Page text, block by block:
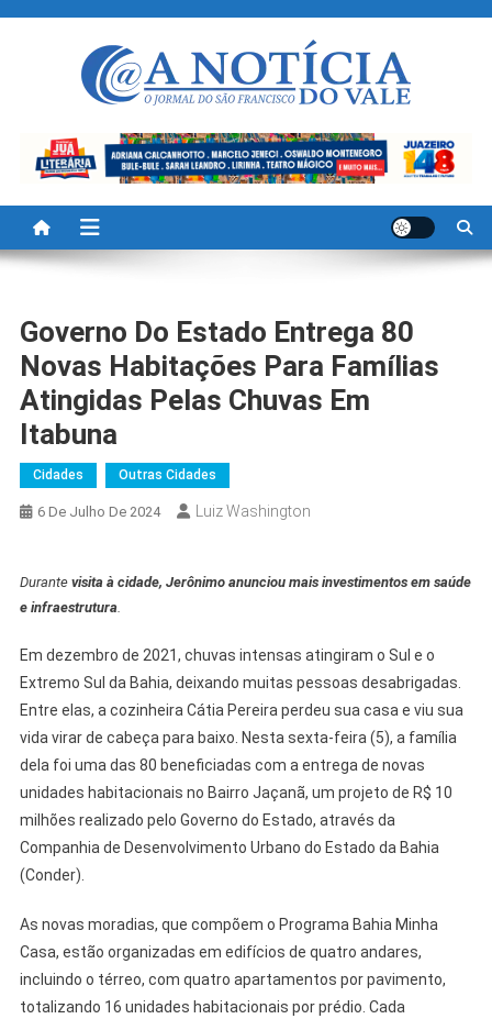
A Noticia Do Vale
Governo Do Estado Entrega 80
Novas Habitações Para Famílias
Atingidas Pelas Chuvas Em
Itabuna
Cidades Outras Cidades
6 De Julho De 2024 Luiz Washington
Durantevisita à cidade, Jerônimo anunciou mais investimentos em saúde
e infraestrutura.
Em dezembro de 2021, chuvas intensas atingiram o Sul e o
Extremo Sul da Bahia, deixando muitas pessoas desabrigadas.
Entre elas, a cozinheira Cátia Pereira perdeu sua casa e viu sua
vida virar de cabeça para baixo. Nesta sexta-feira (5), a família
dela foi uma das 80 beneficiadas com a entrega de novas
unidades habitacionais no Bairro Jaçanã, um projeto de R$ 10
milhões realizado pelo Governo do Estado, através da
Companhia de Desenvolvimento Urbano do Estado da Bahia
(Conder).
As novas moradias, que compõem o Programa Bahia Minha
Casa, estão organizadas em edifícios de quatro andares,
incluindo o térreo, com quatro apartamentos por pavimento,
totalizando 16 unidades habitacionais por prédio. Cada